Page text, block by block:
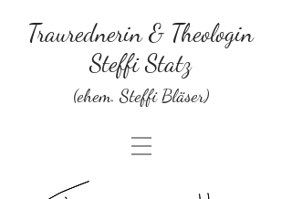
Traurednerin & Theologin
Steffi Statz
(ehem. Steffi Bläser)